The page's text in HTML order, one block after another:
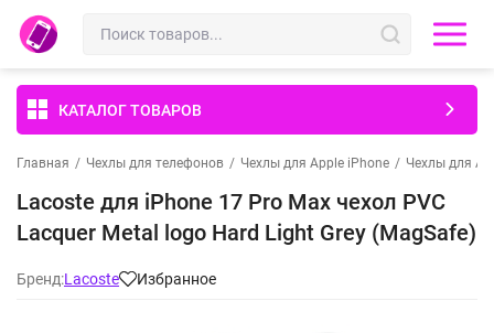
КАТАЛОГ ТОВАРОВ
Главная / Чехлы для телефонов / Чехлы для Apple iPhone / Чехлы для
Lacoste для iPhone 17 Pro Max чехол PVC
Lacquer Metal logo Hard Light Grey (MagSafe)
Бренд:Lacoste Избранное